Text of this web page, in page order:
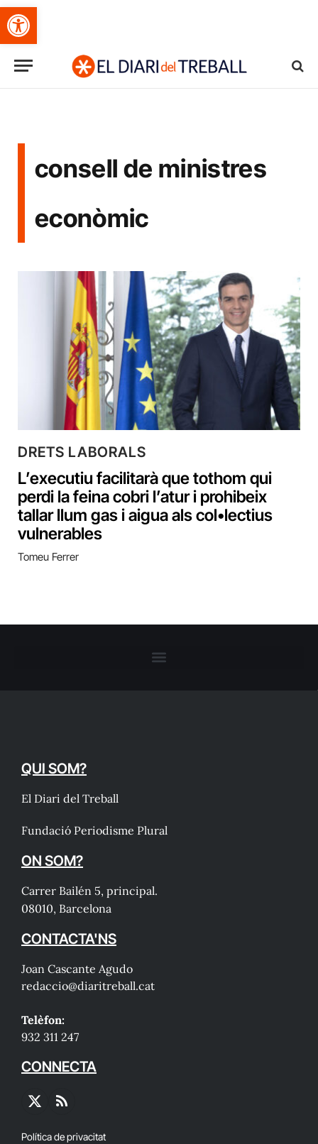
Obre la barra d'eines
consell de ministres
econòmic
DRETS LABORALS
L’executiu facilitarà que tothom qui
perdi la feina cobri l’atur i prohibeix
tallar llum gas i aigua als col•lectius
vulnerables
Tomeu Ferrer
QUI SOM?
El Diari del Treball
Fundació Periodisme Plural
ON SOM?
Carrer Bailén 5, principal.
08010, Barcelona
CONTACTA'NS
Joan Cascante Agudo
redaccio@diaritreball.cat
Telèfon:
932 311 247
CONNECTA
X
RSS
Política de privacitat